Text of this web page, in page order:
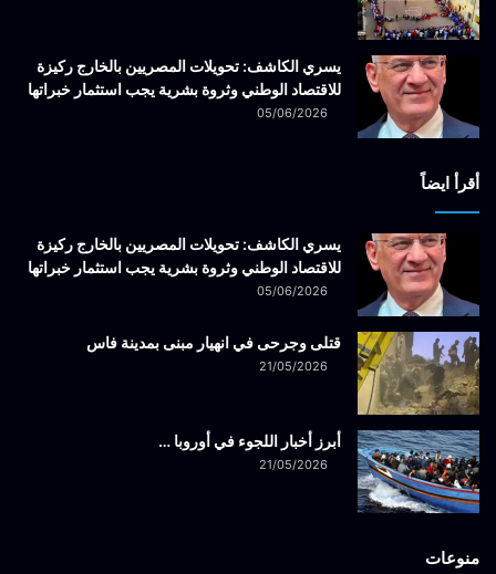
يسري الكاشف: تحويلات المصريين بالخارج ركيزة
للاقتصاد الوطني وثروة بشرية يجب استثمار خبراتها
05/06/2026
أقرأ ايضاً
يسري الكاشف: تحويلات المصريين بالخارج ركيزة
للاقتصاد الوطني وثروة بشرية يجب استثمار خبراتها
05/06/2026
قتلى وجرحى في انهيار مبنى بمدينة فاس
21/05/2026
أبرز أخبار اللجوء في أوروبا …
21/05/2026
منوعات